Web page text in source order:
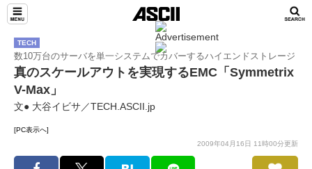
TECH
数10万台のサーバを単一システムでカバーするハイエンドストレージ
真のスケールアウトを実現するEMC「Symmetrix
V-Max」
文● 大谷イビサ／TECH.ASCII.jp
[PC表示へ]
2009年04月16日 11時00分更新